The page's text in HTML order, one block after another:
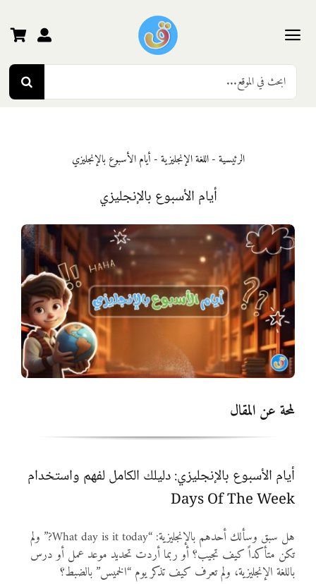
content
Toggle
Navigation
الرئيسية
المرحلة الثانية
المرحلة الثالثة
المواد
أنواع الموارد
الألعاب التفاعلية
Search
for:
الرئيسية-اللغة الإنجليزية-أيام الأسبوع بالإنجليزي
أيام الأسبوع بالإنجليزي
لمحة عن المقال
أيام الأسبوع بالإنجليزي: دليلك الكامل لفهم واستخدام
Days Of The Week
هل سبق وسألك أحدهم بالإنجليزية: “What day is it today?” ولم
تكن متأكداً كيف تجيب؟ أو ربما أردت تحديد موعد عمل أو درس
باللغة الإنجليزية، ولم تعرف كيف تذكر يوم “الخميس” بالضبط؟